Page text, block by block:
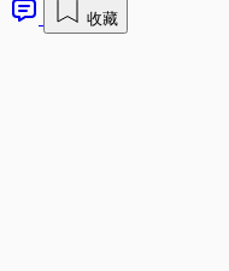
收藏